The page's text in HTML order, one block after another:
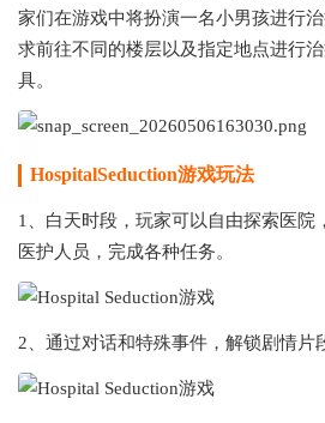
家们在游戏中将扮演一名小男孩进行
求前往不同的楼层以及指定地点进行
具。
HospitalSeduction游戏玩法
1、白天时段，玩家可以自由探索医院
医护人员，完成各种任务。
2、通过对话和特殊事件，解锁剧情片